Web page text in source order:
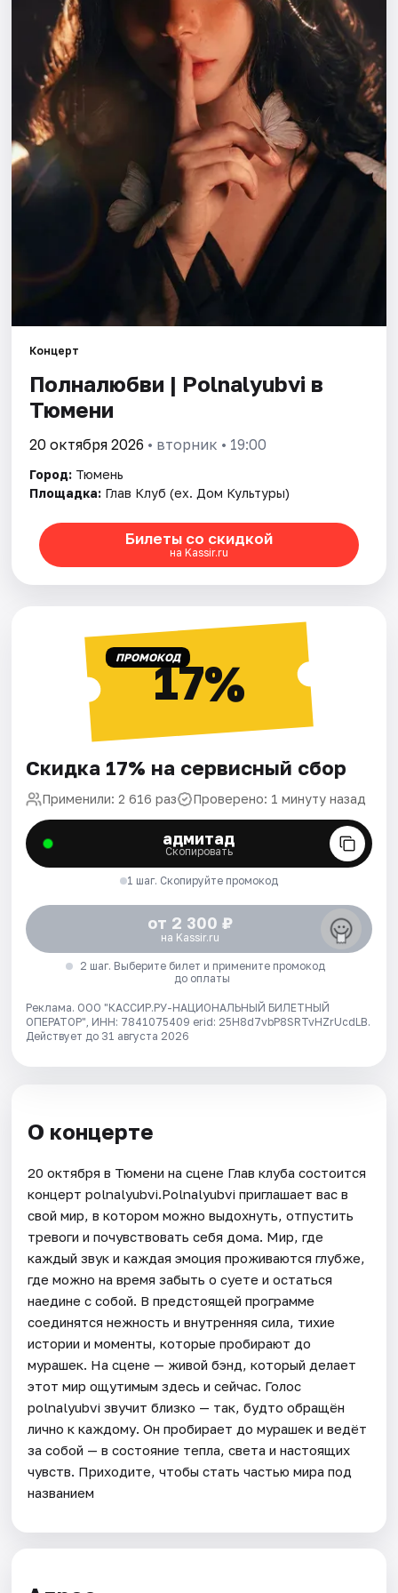
Города
Площадки
Артисты
Рейтинги
Концерт
Полналюбви | Polnalyubvi в
Тюмени
20 октября 2026 • вторник • 19:00
Город: Тюмень
Площадка: Глав Клуб (ex. Дом Культуры)
Билеты со скидкой
на Kassir.ru
ПРОМОКОД17%
Скидка 17% на сервисный сбор
Применили: 2 616 раз Проверено: 1 минуту назад
адмитад
Скопировать
1 шаг. Скопируйте промокод
от 2 300 ₽
на Kassir.ru
2 шаг. Выберите билет и примените промокод
до оплаты
Реклама. ООО "КАССИР.РУ-НАЦИОНАЛЬНЫЙ БИЛЕТНЫЙ
ОПЕРАТОР", ИНН: 7841075409 erid: 25H8d7vbP8SRTvHZrUcdLB.
Действует до 31 августа 2026
О концерте
20 октября в Тюмени на сцене Глав клуба состоится
концерт polnalyubvi.Polnalyubvi приглашает вас в
свой мир, в котором можно выдохнуть, отпустить
тревоги и почувствовать себя дома. Мир, где
каждый звук и каждая эмоция проживаются глубже,
где можно на время забыть о суете и остаться
наедине с собой. В предстоящей программе
соединятся нежность и внутренняя сила, тихие
истории и моменты, которые пробирают до
мурашек. На сцене — живой бэнд, который делает
этот мир ощутимым здесь и сейчас. Голос
polnalyubvi звучит близко — так, будто обращён
лично к каждому. Он пробирает до мурашек и ведёт
за собой — в состояние тепла, света и настоящих
чувств. Приходите, чтобы стать частью мира под
названием